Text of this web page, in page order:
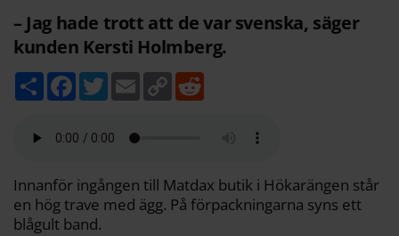
– Jag hade trott att de var svenska, säger
kunden Kersti Holmberg.
D
e
F
b
k
T
w
t
E
m
C
o
k
Innanför ingången till Matdax butik i Hökarängen står
en hög trave med ägg. På förpackningarna syns ett
blågult band.